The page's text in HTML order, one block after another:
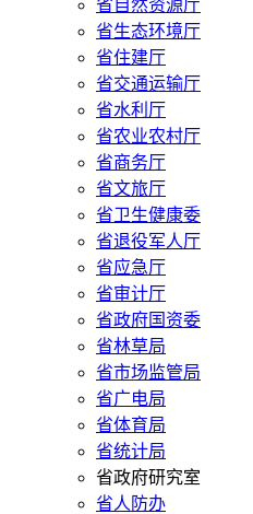
省自然资源厅
省生态环境厅
省住建厅
省交通运输厅
省水利厅
省农业农村厅
省商务厅
省文旅厅
省卫生健康委
省退役军人厅
省应急厅
省审计厅
省政府国资委
省林草局
省市场监管局
省广电局
省体育局
省统计局
省政府研究室
省人防办